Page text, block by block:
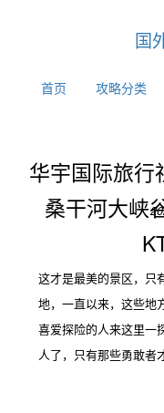
国
首页 攻略分类
华宇国际旅行
桑干河大峡
这才是最美的景区，只
地，一直以来，这些地
喜爱探险的人来这里一
人了，只有那些勇敢者